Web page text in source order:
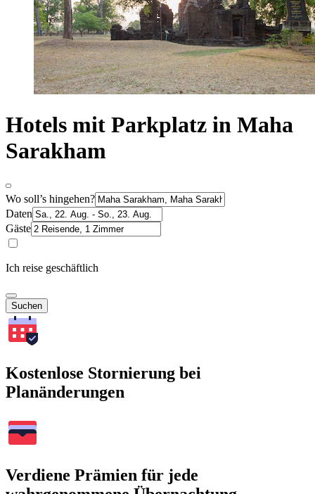
Hotels mit Parkplatz in Maha
Sarakham
Wo soll’s hingehen?
Daten
Gäste
Ich reise geschäftlich
Suchen
Kostenlose Stornierung bei
Planänderungen
Verdiene Prämien für jede